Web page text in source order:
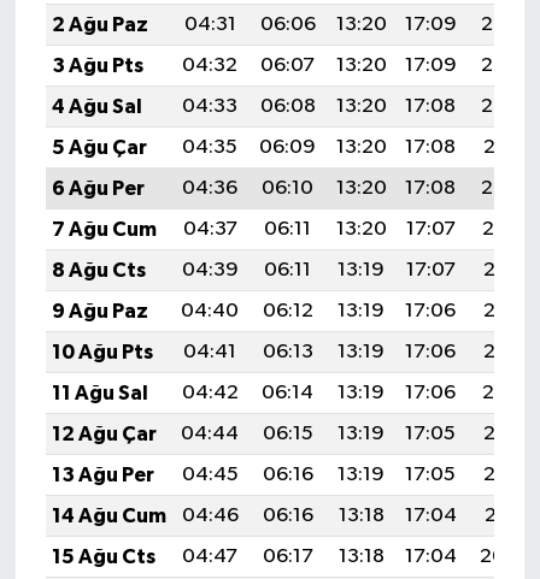
2 Ağu Paz
04:31 06:06 13:20 17:09
20:24
3 Ağu Pts
04:32 06:07 13:20 17:09
20:23
4 Ağu Sal
04:33 06:08 13:20 17:08
20:22
5 Ağu Çar
04:35 06:09 13:20 17:08
20:21
6 Ağu Per
04:36 06:10 13:20 17:08
20:20
7 Ağu Cum
04:37 06:11 13:20 17:07
20:19
8 Ağu Cts
04:39 06:11 13:19 17:07
20:18
9 Ağu Paz
04:40 06:12 13:19 17:06
20:16
10 Ağu Pts
04:41 06:13 13:19 17:06
20:15
11 Ağu Sal
04:42 06:14 13:19 17:06
20:14
12 Ağu Çar
04:44 06:15 13:19 17:05
20:13
13 Ağu Per
04:45 06:16 13:19 17:05
20:12
14 Ağu Cum
04:46 06:16 13:18 17:04
20:11
15 Ağu Cts
04:47 06:17 13:18 17:04
20:09